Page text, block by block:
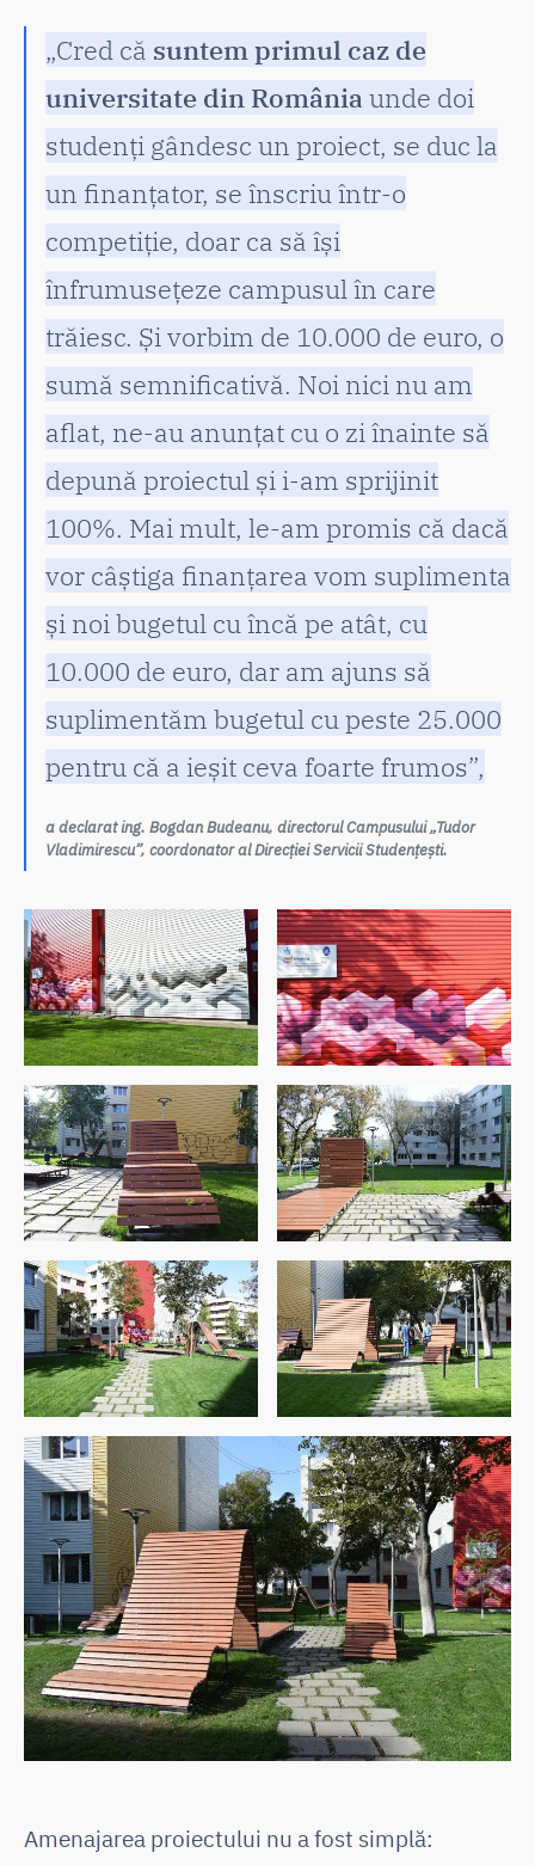
„Cred că suntem primul caz de
universitate din România unde doi
studenți gândesc un proiect, se duc la
un finanțator, se înscriu într-o
competiție, doar ca să își
înfrumusețeze campusul în care
trăiesc. Și vorbim de 10.000 de euro, o
sumă semnificativă. Noi nici nu am
aflat, ne-au anunțat cu o zi înainte să
depună proiectul și i-am sprijinit
100%. Mai mult, le-am promis că dacă
vor câștiga finanțarea vom suplimenta
și noi bugetul cu încă pe atât, cu
10.000 de euro, dar am ajuns să
suplimentăm bugetul cu peste 25.000
pentru că a ieșit ceva foarte frumos”,
a declarat ing. Bogdan Budeanu, directorul Campusului „Tudor
Vladimirescu”, coordonator al Direcției Servicii Studențești.
Amenajarea proiectului nu a fost simplă: